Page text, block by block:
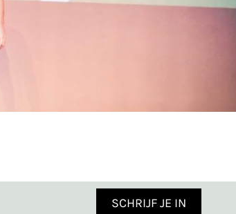
SCHRIJF JE IN